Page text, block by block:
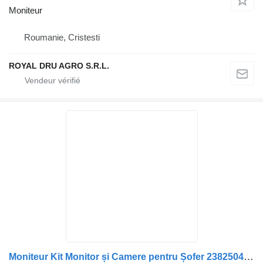
Moniteur
Roumanie, Cristesti
ROYAL DRU AGRO S.R.L.
Moniteur Kit Monitor și Camere pentru Șofer 2382504-12 pour camion Scania